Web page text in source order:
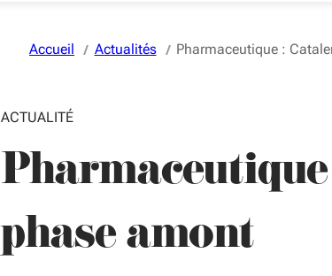
Accueil Actualités Pharmaceutique :
ACTUALITÉ
phase amont